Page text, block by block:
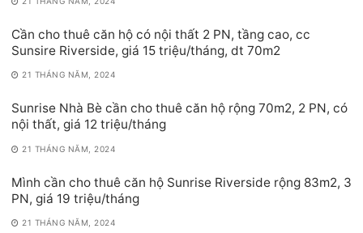
Cần cho thuê căn hộ có nội thất 2 PN, tầng cao, cc
Sunsire Riverside, giá 15 triệu/tháng, dt 70m2
21 THÁNG NĂM, 2024
Sunrise Nhà Bè cần cho thuê căn hộ rộng 70m2, 2 PN, có
nội thất, giá 12 triệu/tháng
21 THÁNG NĂM, 2024
Mình cần cho thuê căn hộ Sunrise Riverside rộng 83m2, 3
PN, giá 19 triệu/tháng
21 THÁNG NĂM, 2024